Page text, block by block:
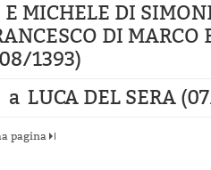
MICHELE DI
DI MARCO
1393)
a LUCA DEL SERA
pagina